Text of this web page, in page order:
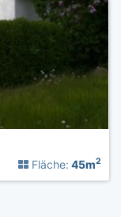
Fläche: 45m2